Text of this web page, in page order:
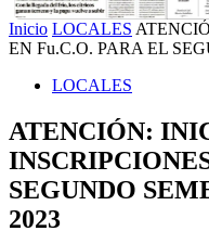
Inicio LOCALES
EN Fu.C.O. PARA EL
LOCALES
ATENCIÓN:
SEGUNDO
2023